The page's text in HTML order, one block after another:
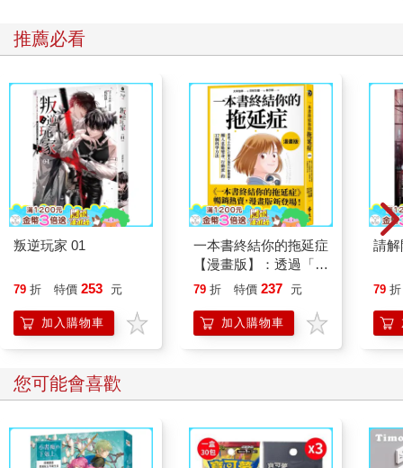
推薦必看
叛逆玩家 01
79 折 特價 253 元
加入購物車
一本書終結你的拖延症
【漫畫版】：透過「小
行動」打開大腦的行動
「行動派」的37個科
學方法
79 折 特價 237 元
加入購物車
請解
79 折
您可能會喜歡